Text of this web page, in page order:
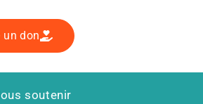
un don
soutenir